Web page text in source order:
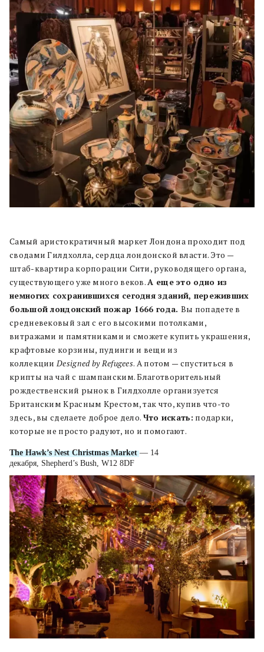
Самый аристократичный маркет Лондона проходит под
сводами Гилдхолла, сердца лондонской власти. Это —
штаб-квартира корпорации Сити, руководящего органа,
существующего уже много веков.А еще это одно из
немногих сохранившихся сегодня зданий, переживших
большой лондонский пожар 1666 года. Вы попадете в
средневековый зал с его высокими потолками,
витражами и памятниками и сможете купить украшения,
крафтовые корзины, пудинги и вещи из
коллекции Designed by Refugees. А потом — спуститься в
крипты на чай с шампанским. Благотворительный
рождественский рынок в Гилдхолле организуется
Британским Красным Крестом, так что, купив что-то
здесь, вы сделаете доброе дело. Что искать: подарки,
которые не просто радуют, но и помогают.
The Hawk’s Nest Christmas Market— 14
декабря, Shepherd’s Bush, W12 8DF